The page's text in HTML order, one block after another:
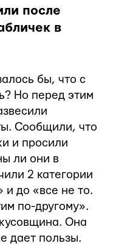
после
в
бы, что с
Но перед этим
Сообщили, что
и просили
ли они в
2 категории
и до «все не то.
по-другому».
Она
дает пользы.